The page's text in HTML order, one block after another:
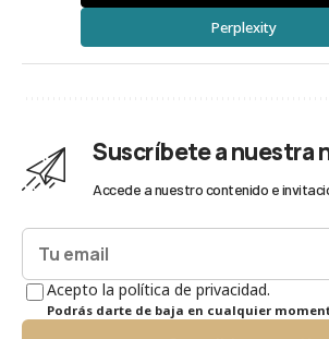
Perplexity
Suscríbete a nuestra
Accede a nuestro contenido e
Acepto la política de privacidad.
Podrás darte de baja en cualquier